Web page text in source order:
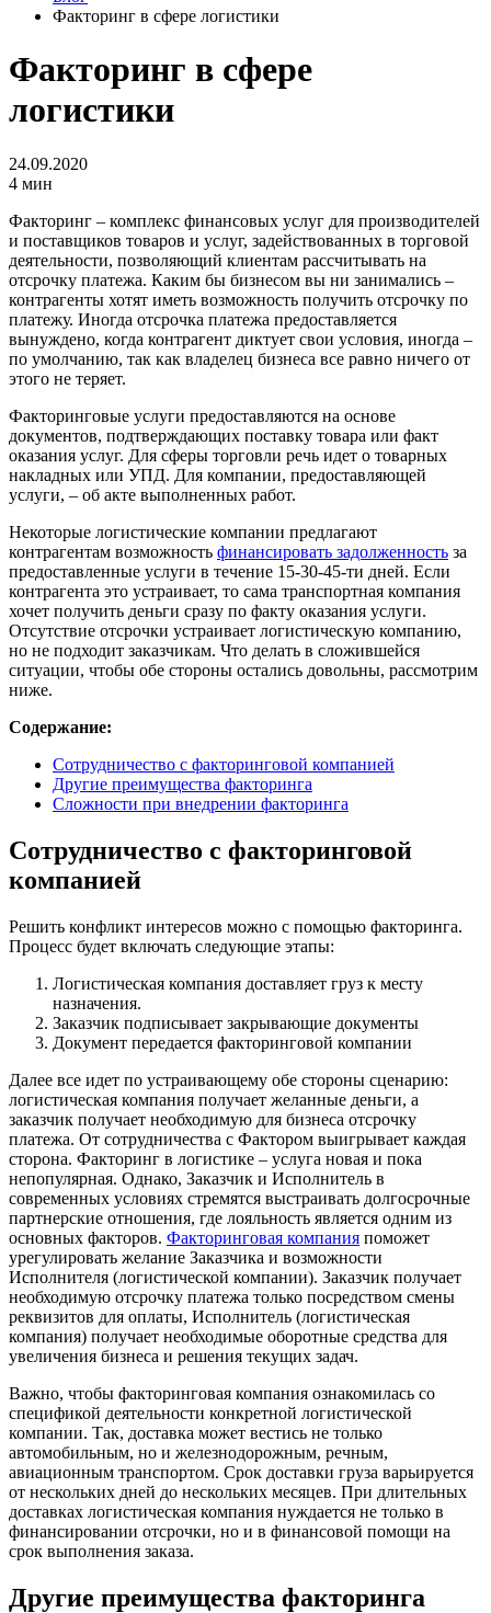
Факторинг в сфере логистики
Факторинг в сфере
логистики
24.09.2020
4 мин
Факторинг – комплекс финансовых услуг для производителей
и поставщиков товаров и услуг, задействованных в торговой
деятельности, позволяющий клиентам рассчитывать на
отсрочку платежа. Каким бы бизнесом вы ни занимались –
контрагенты хотят иметь возможность получить отсрочку по
платежу. Иногда отсрочка платежа предоставляется
вынуждено, когда контрагент диктует свои условия, иногда –
по умолчанию, так как владелец бизнеса все равно ничего от
этого не теряет.
Факторинговые услуги предоставляются на основе
документов, подтверждающих поставку товара или факт
оказания услуг. Для сферы торговли речь идет о товарных
накладных или УПД. Для компании, предоставляющей
услуги, – об акте выполненных работ.
Некоторые логистические компании предлагают
контрагентам возможность финансировать задолженность за
предоставленные услуги в течение 15-30-45-ти дней. Если
контрагента это устраивает, то сама транспортная компания
хочет получить деньги сразу по факту оказания услуги.
Отсутствие отсрочки устраивает логистическую компанию,
но не подходит заказчикам. Что делать в сложившейся
ситуации, чтобы обе стороны остались довольны, рассмотрим
ниже.
Содержание:
Сотрудничество с факторинговой компанией
Другие преимущества факторинга
Сложности при внедрении факторинга
Сотрудничество с факторинговой
компанией
Решить конфликт интересов можно с помощью факторинга.
Процесс будет включать следующие этапы:
Логистическая компания доставляет груз к месту
назначения.
Заказчик подписывает закрывающие документы
Документ передается факторинговой компании
Далее все идет по устраивающему обе стороны сценарию:
логистическая компания получает желанные деньги, а
заказчик получает необходимую для бизнеса отсрочку
платежа. От сотрудничества с Фактором выигрывает каждая
сторона. Факторинг в логистике – услуга новая и пока
непопулярная. Однако, Заказчик и Исполнитель в
современных условиях стремятся выстраивать долгосрочные
партнерские отношения, где лояльность является одним из
основных факторов. Факторинговая компания поможет
урегулировать желание Заказчика и возможности
Исполнителя (логистической компании). Заказчик получает
необходимую отсрочку платежа только посредством смены
реквизитов для оплаты, Исполнитель (логистическая
компания) получает необходимые оборотные средства для
увеличения бизнеса и решения текущих задач.
Важно, чтобы факторинговая компания ознакомилась со
спецификой деятельности конкретной логистической
компании. Так, доставка может вестись не только
автомобильным, но и железнодорожным, речным,
авиационным транспортом. Срок доставки груза варьируется
от нескольких дней до нескольких месяцев. При длительных
доставках логистическая компания нуждается не только в
финансировании отсрочки, но и в финансовой помощи на
срок выполнения заказа.
Другие преимущества факторинга